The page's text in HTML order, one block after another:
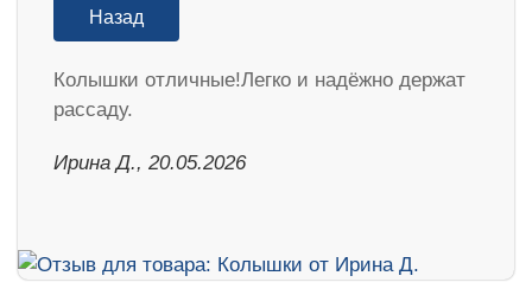
Назад
Колышки отличные!Легко и надёжно держат
рассаду.
Ирина Д., 20.05.2026